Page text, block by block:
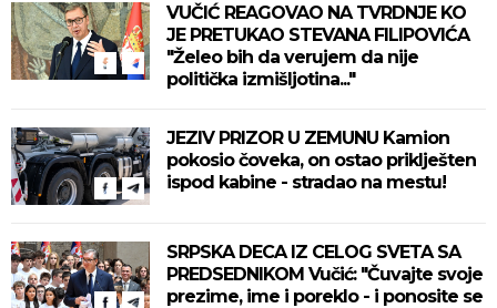
VUČIĆ REAGOVAO NA TVRDNJE KO
JE PRETUKAO STEVANA FILIPOVIĆA
"Želeo bih da verujem da nije
politička izmišljotina..."
JEZIV PRIZOR U ZEMUNU Kamion
pokosio čoveka, on ostao priklješten
ispod kabine - stradao na mestu!
SRPSKA DECA IZ CELOG SVETA SA
PREDSEDNIKOM Vučić: "Čuvajte svoje
prezime, ime i poreklo - i ponosite se